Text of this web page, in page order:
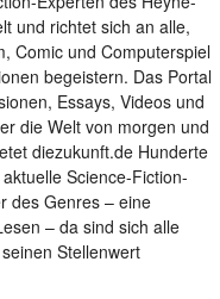
und richtet sich an alle,
Comic und Computerspiel
begeistern. Das Portal
Essays, Videos und
die Welt von morgen und
diezukunft.de Hunderte
Science-Fiction-
des Genres – eine
– da sind sich alle
Stellenwert